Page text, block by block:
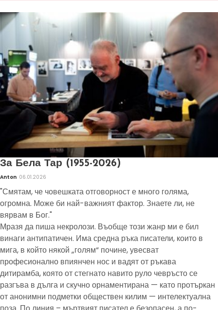
За Бела Тар (1955-2026)
Anton 06.01.2026
"Смятам, че човешката отговорност е много голяма,
огромна. Може би най-важният фактор. Знаете ли, не
вярвам в Бог."
Мразя да пиша некролози. Въобще този жанр ми е бил
винаги антипатичен. Има средна ръка писатели, които в
мига, в който някой „голям“ почине, увесват
професионално впиянчен нос и вадят от ръкава
дитирамба, която от стегнато навито руло чевръсто се
разгъва в дълга и скучно орнаментирана — като протъркан
от анонимни подметки обществен килим — интелектуална